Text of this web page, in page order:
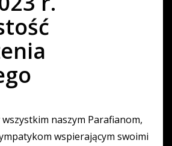
naszym Parafianom,
wspierającym swoimi